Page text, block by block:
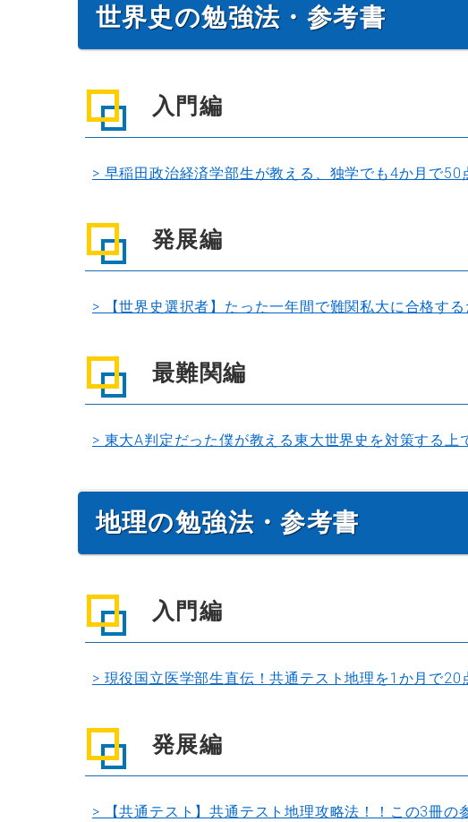
世界史の勉強法・参考書
入門編
> 早稲田政治経済学部生が教える、独学でも4か月で50
発展編
> 【世界史選択者】たった一年間で難関私大に合格す
最難関編
> 東大A判定だった僕が教える東大世界史を対策する
地理の勉強法・参考書
入門編
> 現役国立医学部生直伝！共通テスト地理を1か月で20
発展編
> 【共通テスト】共通テスト地理攻略法！！この3冊の